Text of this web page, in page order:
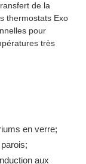
de la
thermostats Exo
pour
très
en verre;
aux